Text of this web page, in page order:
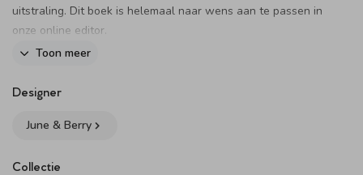
uitstraling. Dit boek is helemaal naar wens aan te passen in
onze online editor.
- Formaat: 25 x 25 cm
tekst. Het plaatsen van tekst op de rug van het boek wordt
- Binnenwerk: 60 bedrukte pagina’s met vragen om in te
Toon meer
Designer
June & Berry
Collectie